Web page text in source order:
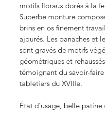
motifs floraux dorés à la
Superbe monture
brins en os finement
ajourés. Les panaches et
sont gravés de motifs
géométriques et
témoignant du savoir-
tabletiers du XVIIIe.
État d'usage, belle patine